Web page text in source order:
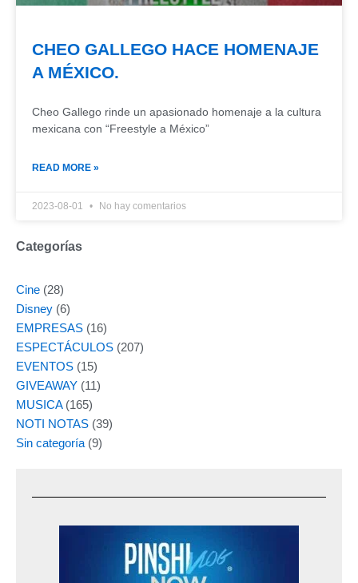
CHEO GALLEGO HACE HOMENAJE
A MÉXICO.
Cheo Gallego rinde un apasionado homenaje a la cultura
mexicana con “Freestyle a México”
READ MORE »
2023-08-01 No hay comentarios
Categorías
Cine (28)
Disney (6)
EMPRESAS (16)
ESPECTÁCULOS (207)
EVENTOS (15)
GIVEAWAY (11)
MUSICA(165)
NOTI NOTAS (39)
Sin categoría (9)